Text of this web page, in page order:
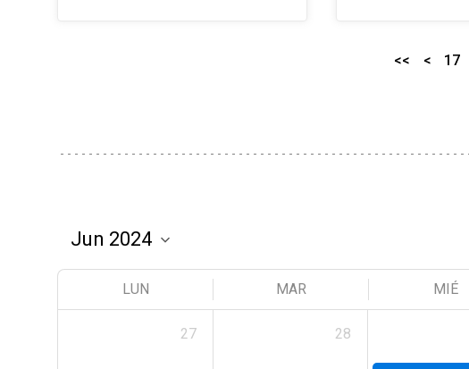
<< < 17
LUN MAR MIÉ
27 28